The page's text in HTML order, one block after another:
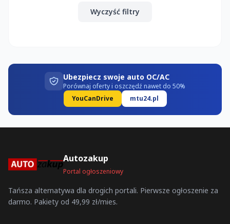
Wyczyść filtry
Ubezpiecz swoje auto OC/AC
Porównaj oferty i oszczędź nawet do 50%
YouCanDrive
mtu24.pl
Autozakup
Portal ogłoszeniowy
Tańsza alternatywa dla drogich portali. Pierwsze ogłoszenie za
darmo. Pakiety od 49,99 zł/mies.